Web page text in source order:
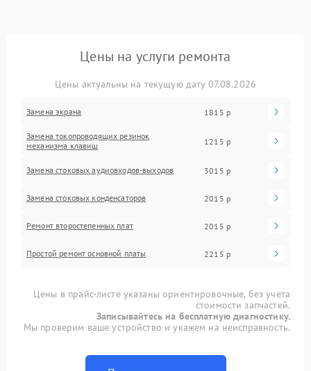
Цены на услуги ремонта
Цены актуальны на текущую дату 07.08.2026
Замена экрана 1815 р
Замена токопроводящих резинок
механизма клавиш
1215 р
Замена стоковых аудиовходов-выходов 3015 р
Замена стоковых конденсаторов 2015 р
Ремонт второстепенных плат 2015 р
Простой ремонт основной платы 2215 р
Цены в прайс-листе указаны ориентировочные, без учета
стоимости запчастей.
Записывайтесь на бесплатную диагностику.
Мы проверим ваше устройство и укажем на неисправность.